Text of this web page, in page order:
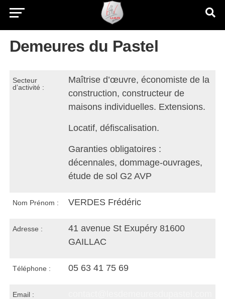
Demeures du Pastel
Secteur
d’activité :
Maîtrise d’œuvre, économiste de la
construction, constructeur de
maisons individuelles. Extensions.
Locatif, défiscalisation.
Garanties obligatoires :
décennales, dommage‐ouvrages,
étude de sol G2 AVP
Nom Prénom : VERDES Frédéric
Adresse :
41 avenue St Exupéry 81600
GAILLAC
Téléphone : 05 63 41 75 69
Email :